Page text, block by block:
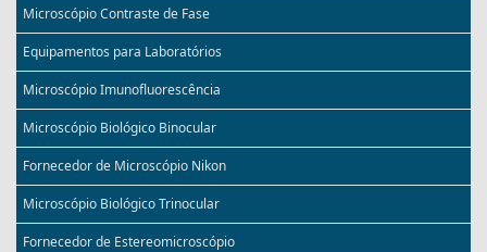
Microscópio Contraste de Fase
Equipamentos para Laboratórios
Microscópio Imunofluorescência
Microscópio Biológico Binocular
Fornecedor de Microscópio Nikon
Microscópio Biológico Trinocular
Fornecedor de Estereomicroscópio